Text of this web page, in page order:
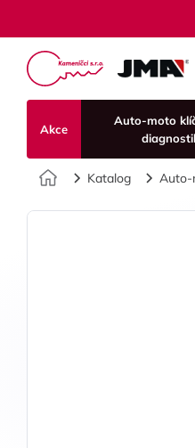
Akce
Auto-moto
Úvod
Katalog Auto-